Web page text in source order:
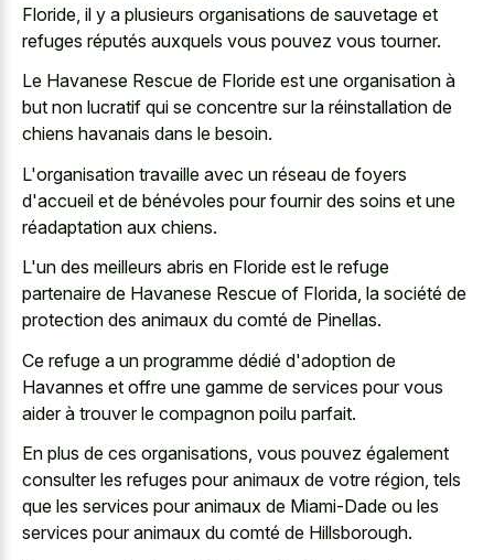
Floride, il y a plusieurs organisations de sauvetage et
refuges réputés auxquels vous pouvez vous tourner.
Le Havanese Rescue de Floride est une organisation à
but non lucratif qui se concentre sur la réinstallation de
chiens havanais dans le besoin.
L'organisation travaille avec un réseau de foyers
d'accueil et de bénévoles pour fournir des soins et une
réadaptation aux chiens.
L'un des meilleurs abris en Floride est le refuge
partenaire de Havanese Rescue of Florida, la société de
protection des animaux du comté de Pinellas.
Ce refuge a un programme dédié d'adoption de
Havannes et offre une gamme de services pour vous
aider à trouver le compagnon poilu parfait.
En plus de ces organisations, vous pouvez également
consulter les refuges pour animaux de votre région, tels
que les services pour animaux de Miami-Dade ou les
services pour animaux du comté de Hillsborough.